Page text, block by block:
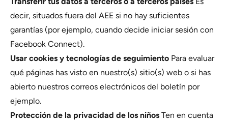
decir, situados fuera del AEE si no hay suficientes
garantías (por ejemplo, cuando decide iniciar sesión con
Facebook Connect).
Usar cookies y tecnologías de seguimiento Para evaluar
qué páginas has visto en nuestro(s) sitio(s) web o si has
abierto nuestros correos electrónicos del boletín por
ejemplo.
Protección de la privacidad de los niños Ten en cuenta